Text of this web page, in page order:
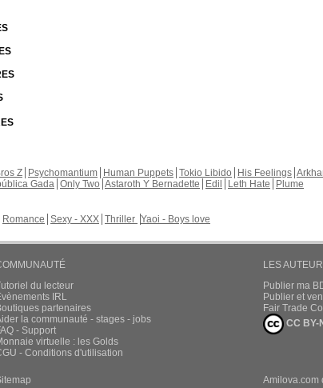
Z Psychomantium Human Puppets Tokio Libido His Feelings
Gada Only Two Astaroth Y Bernadette Edil Leth Hate
Plume
Romance Sexy - XXX Thriller Yaoi - Boys love
du lecteur
IRL
partenaires
la communauté - stages - jobs
- Support
virtuelle : les Golds
- Conditions d'utilisation
LES
Publier ma
Publier et
Fair Trade
CC BY-
Amilova.com